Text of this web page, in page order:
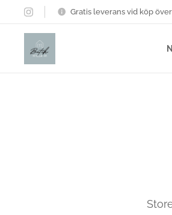
Gratis leverans vid köp